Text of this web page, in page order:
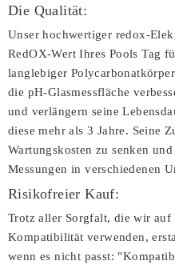
Die Qualität:
Unser hochwertiger redox-
RedOX-Wert Ihres Pools Tag
langlebiger
die pH-Glasmessfläche
und verlängern seine
diese mehr als 3 Jahre. Seine
Wartungskosten zu senken
Messungen in verschiedenen
Risikofreier Kauf:
Trotz aller Sorgfalt, die wir
Kompatibilität verwenden,
wenn es nicht passt: